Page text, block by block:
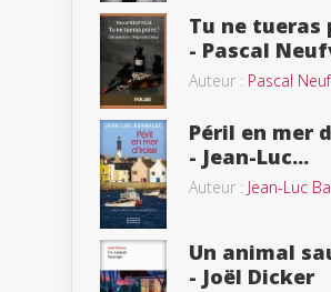
Tu ne tueras
- Pascal
Auteur : Pascal
Péril en mer
- Jean-Luc...
Auteur : Jean-Luc
Un animal
- Joël Dicker